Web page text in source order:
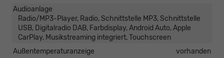
Audioanlage
Radio/MP3-Player, Radio, Schnittstelle MP3, Schnittstelle
USB, Digitalradio DAB, Farbdisplay, Android Auto, Apple
CarPlay, Musikstreaming integriert, Touchscreen
Außentemperaturanzeige
vorhanden